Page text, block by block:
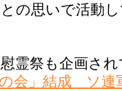
の思いで活動
霊祭も企画さ
の会」結成 ソ